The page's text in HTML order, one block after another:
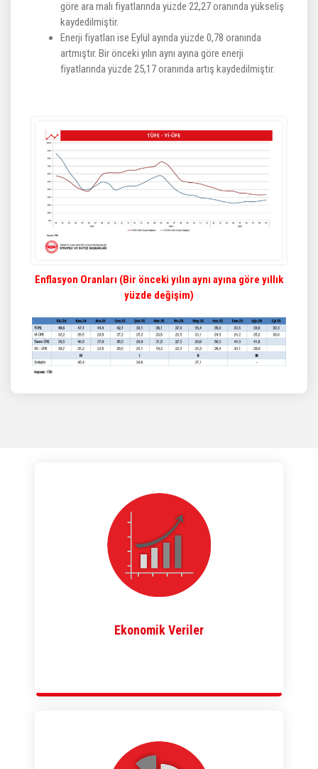
göre ara malı fiyatlarında yüzde 22,27 oranında yükseliş
kaydedilmiştir.
Enerji fiyatları ise Eylül ayında yüzde 0,78 oranında
artmıştır. Bir önceki yılın aynı ayına göre enerji
fiyatlarında yüzde 25,17 oranında artış kaydedilmiştir.
Enflasyon Oranları (Bir önceki yılın aynı ayına göre yıllık
yüzde değişim)
Ekonomik Veriler